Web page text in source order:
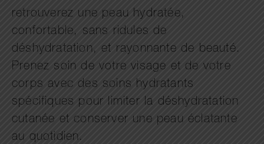
retrouverez une peau hydratée,
confortable, sans ridules de
déshydratation, et rayonnante de beauté.
Prenez soin de votre visage et de votre
corps avec des soins hydratants
spécifiques pour limiter la déshydratation
cutanée et conserver une peau éclatante
au quotidien.